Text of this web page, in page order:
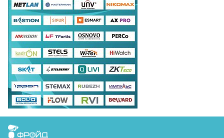
FreudGroup